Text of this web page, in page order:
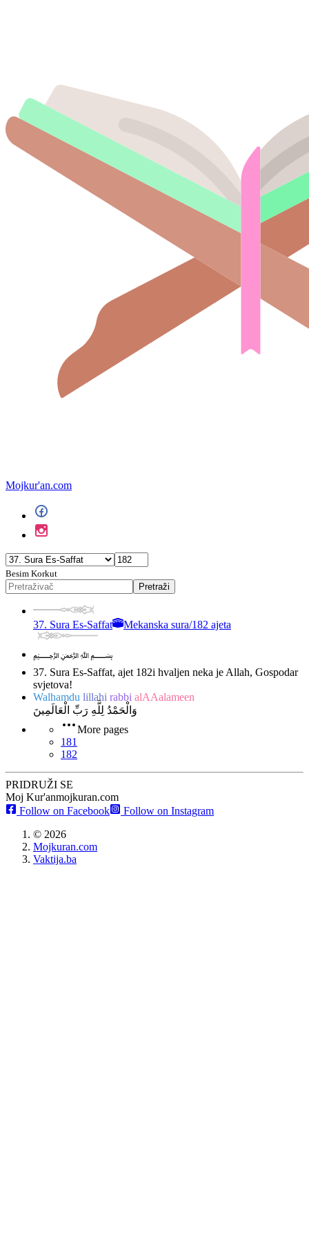
Mojkur'an.com
Besim Korkut
Pretraži
37. Sura Es-Saffat Mekanska sura/182 ajeta
﷽
37. Sura Es-Saffat, ajet 182i hvaljen neka je Allah, Gospodar
svjetova!
Walhamdu lillahi rabbi alAAalameen
وَالْحَمْدُ لِلَّهِ رَبِّ الْعَالَمِينَ
More pages
181
182
PRIDRUŽI SE
Moj Kur'anmojkuran.com
Follow on Facebook
Follow on Instagram
© 2026
Mojkuran.com
Vaktija.ba